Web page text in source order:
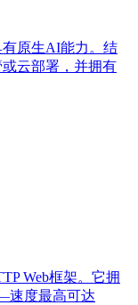
原生AI能力。结
云部署，并拥有
Web框架。它拥
速度最高可达